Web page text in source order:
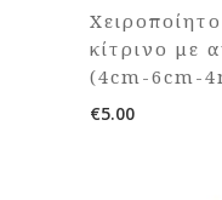
κίτρινο με
(4cm-6cm-
€5.00